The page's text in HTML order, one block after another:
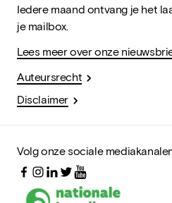
Iedere maand ontvang je het
je mailbox.
Lees meer over onze
Auteursrecht
Disclaimer
Volg onze sociale